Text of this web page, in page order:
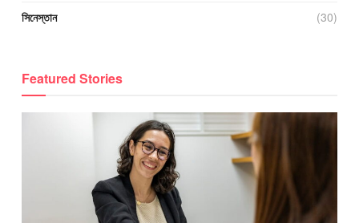
সিনেস্তান
(30)
Featured Stories